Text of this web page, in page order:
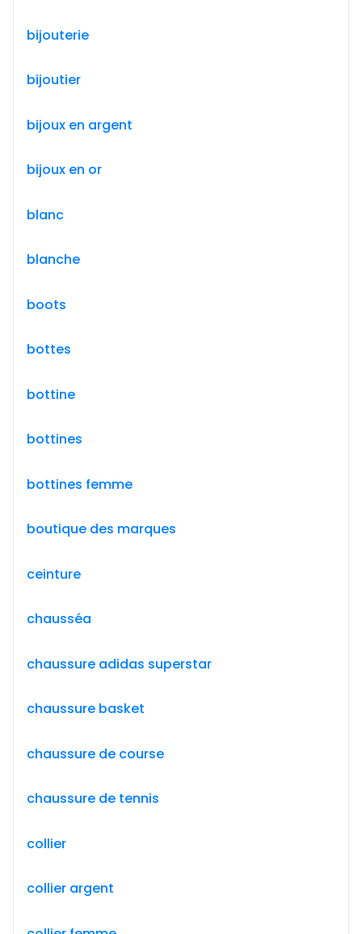
bijouterie
bijoutier
bijoux en argent
bijoux en or
blanc
blanche
boots
bottes
bottine
bottines
bottines femme
boutique des marques
ceinture
chausséa
chaussure adidas superstar
chaussure basket
chaussure de course
chaussure de tennis
collier
collier argent